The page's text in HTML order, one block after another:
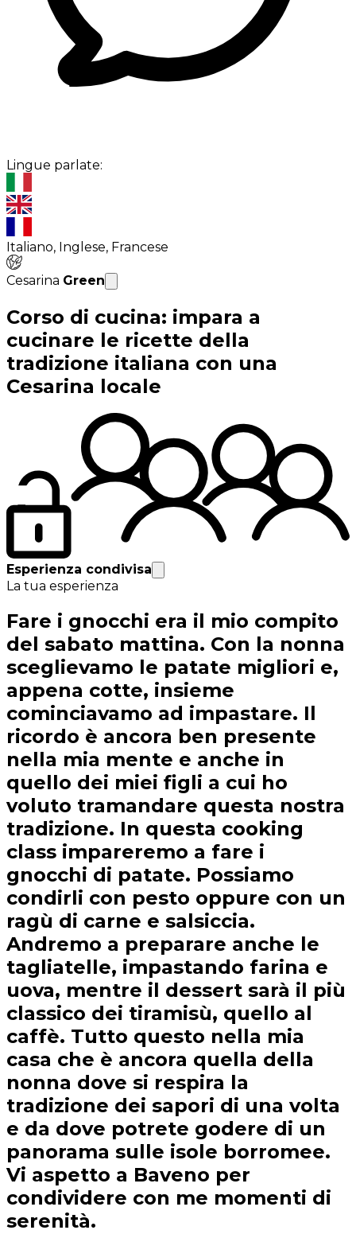
Lingue parlate:
Italiano, Inglese, Francese
Cesarina Green
Corso di cucina: impara a
cucinare le ricette della
tradizione italiana con una
Cesarina locale
Esperienza condivisa
La tua esperienza
Fare i gnocchi era il mio compito
del sabato mattina. Con la nonna
sceglievamo le patate migliori e,
appena cotte, insieme
cominciavamo ad impastare. Il
ricordo è ancora ben presente
nella mia mente e anche in
quello dei miei figli a cui ho
voluto tramandare questa nostra
tradizione. In questa cooking
class impareremo a fare i
gnocchi di patate. Possiamo
condirli con pesto oppure con un
ragù di carne e salsiccia.
Andremo a preparare anche le
tagliatelle, impastando farina e
uova, mentre il dessert sarà il più
classico dei tiramisù, quello al
caffè. Tutto questo nella mia
casa che è ancora quella della
nonna dove si respira la
tradizione dei sapori di una volta
e da dove potrete godere di un
panorama sulle isole borromee.
Vi aspetto a Baveno per
condividere con me momenti di
serenità.